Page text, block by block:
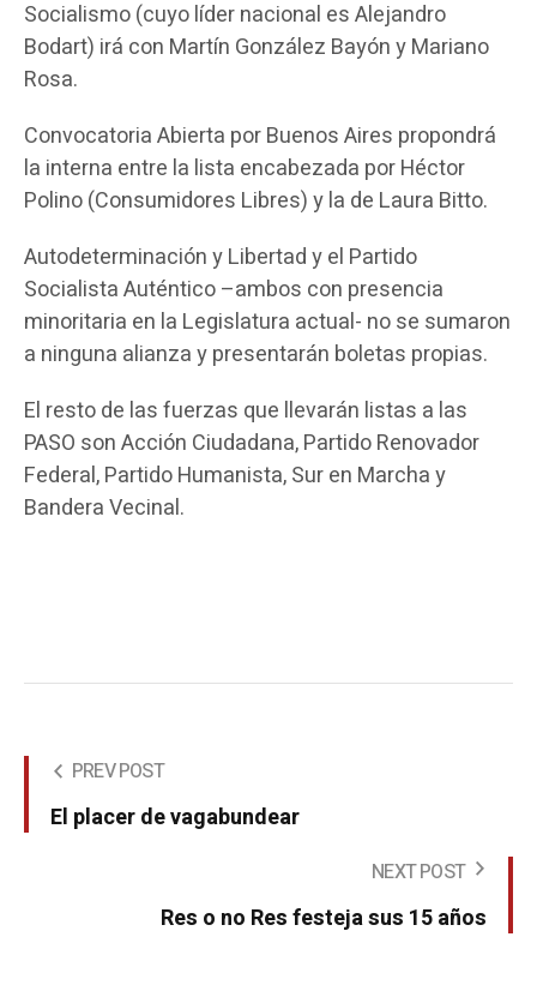
Socialismo (cuyo líder nacional es Alejandro
Bodart) irá con Martín González Bayón y Mariano
Rosa.
Convocatoria Abierta por Buenos Aires propondrá
la interna entre la lista encabezada por Héctor
Polino (Consumidores Libres) y la de Laura Bitto.
Autodeterminación y Libertad y el Partido
Socialista Auténtico –ambos con presencia
minoritaria en la Legislatura actual- no se sumaron
a ninguna alianza y presentarán boletas propias.
El resto de las fuerzas que llevarán listas a las
PASO son Acción Ciudadana, Partido Renovador
Federal, Partido Humanista, Sur en Marcha y
Bandera Vecinal.
PREV POST
El placer de vagabundear
NEXT POST
Res o no Res festeja sus 15 años